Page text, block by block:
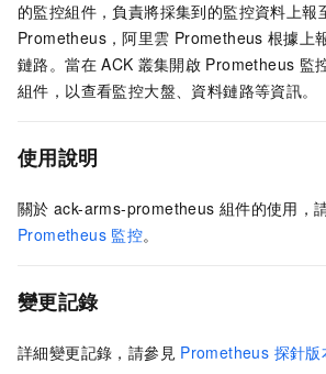
的監控組件，負責將採集到的監控資料上報
Prometheus ，阿里雲 Prometheus 根據上
鏈路。當在 ACK 叢集開啟 Prometheus 監
組件，以查看監控大盤、資料鏈路等資訊。
使用說明
關於 ack-arms-prometheus 組件的使用，
Prometheus 監控。
變更記錄
詳細變更記錄，請參見 Prometheus 探針版